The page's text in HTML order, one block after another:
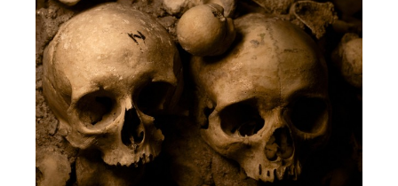
תכנוןטיולים לצפון אמריקהלחצו לרשימת היעדים »
קרוזים והפלגות נופשלחצו לרשימת היעדים »